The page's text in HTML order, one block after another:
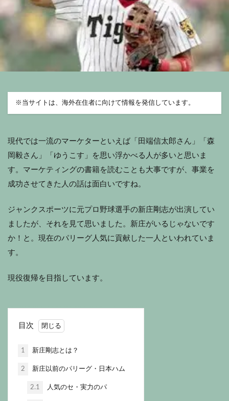
※ 当サイトは、海外在住者に向けて情報を発信しています。
現代では一流のマーケターといえば「田端信太郎さん」「森
岡毅さん」「ゆうこす」を思い浮かべる人が多いと思いま
す。マーケティングの書籍を読むことも大事ですが、事業を
成功させてきた人の話は面白いですね。
ジャンクスポーツに元プロ野球選手の新庄剛志が出演してい
ましたが、それを見て思いました。新庄がいるじゃないです
か！と。現在のパリーグ人気に貢献した一人といわれていま
す。
現役復帰を目指しています。
目次
1 新庄剛志とは？
2 新庄以前のパリーグ・日本ハム
2.1 人気のセ・実力のパ